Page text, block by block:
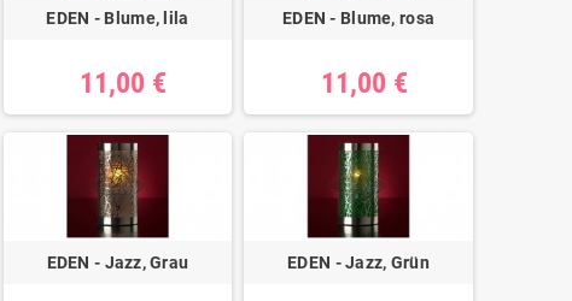
EDEN - Blume, lila
11,00 €
EDEN - Blume, rosa
11,00 €
EDEN - Jazz, Grau EDEN - Jazz, Grün